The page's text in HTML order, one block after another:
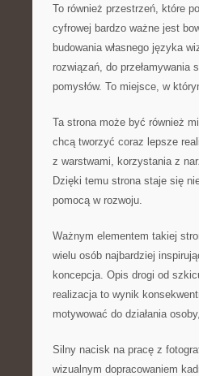
To również przestrzeń, które
cyfrowej bardzo ważne jest
budowania własnego języka
rozwiązań, do przełamywania
pomysłów. To miejsce, w
Ta strona może być również
chcą tworzyć coraz lepsze
z warstwami, korzystania z
Dzięki temu strona staje się
pomocą w rozwoju.
Ważnym elementem takiej
wielu osób najbardziej
koncepcja. Opis drogi od
realizacja to wynik
motywować do działania
Silny nacisk na pracę z
wizualnym dopracowaniem